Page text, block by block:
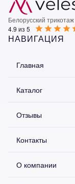
Белорусский трикотаж
4.9 из 5
НАВИГАЦИЯ
Главная
Каталог
Отзывы
Контакты
О компании